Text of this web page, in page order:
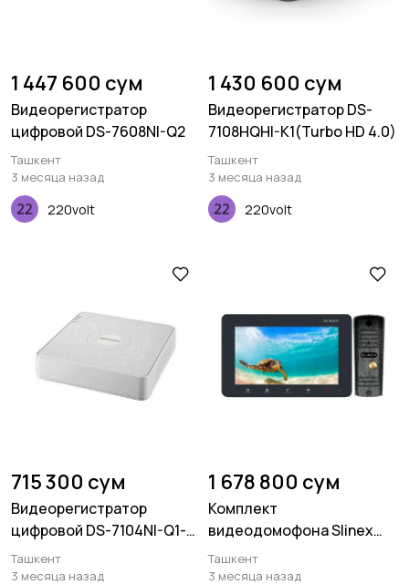
1 447 600 сум
Видеорегистратор
цифровой DS-7608NI-Q2
Ташкент
3 месяца назад
220volt
1 430 600 сум
Видеорегистратор DS-
7108HQHI-K1(Turbo HD 4.0)
Ташкент
3 месяца назад
220volt
715 300 сум
Видеорегистратор
цифровой DS-7104NI-Q1-
NVR-4канала
Ташкент
3 месяца назад
1 678 800 сум
Комплект
видеодомофона Slinex
SM-07M Graphite +
Вызывная панель Slinex
Ташкент
3 месяца назад